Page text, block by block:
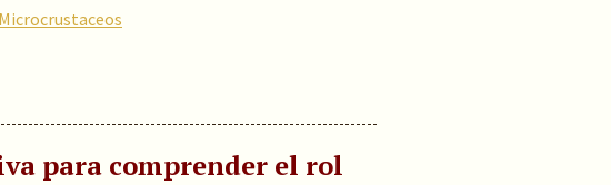
Microcrustaceos
para comprender el rol